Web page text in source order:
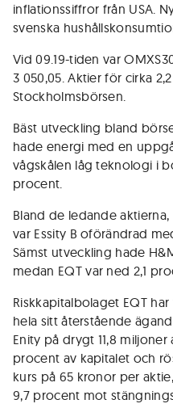
inflationssiffror från USA.
svenska
Vid 09.19-tiden var
3 050,05. Aktier för cirka
Stockholmsbörsen.
Bäst utveckling bland
hade energi med en
vågskålen låg teknologi i
procent.
Bland de ledande
var Essity B oförändrad
Sämst utveckling hade
medan EQT var ned 2,1
Riskkapitalbolaget EQT
hela sitt återstående
Enity på drygt 11,8
procent av kapitalet och
kurs på 65 kronor per
9,7 procent mot